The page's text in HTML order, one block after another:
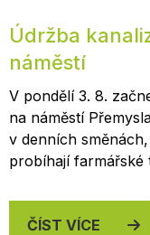
Údržba
náměstí
V pondělí 3. 8.
na náměstí
v denních
probíhají farmářské
ČÍST VÍCE